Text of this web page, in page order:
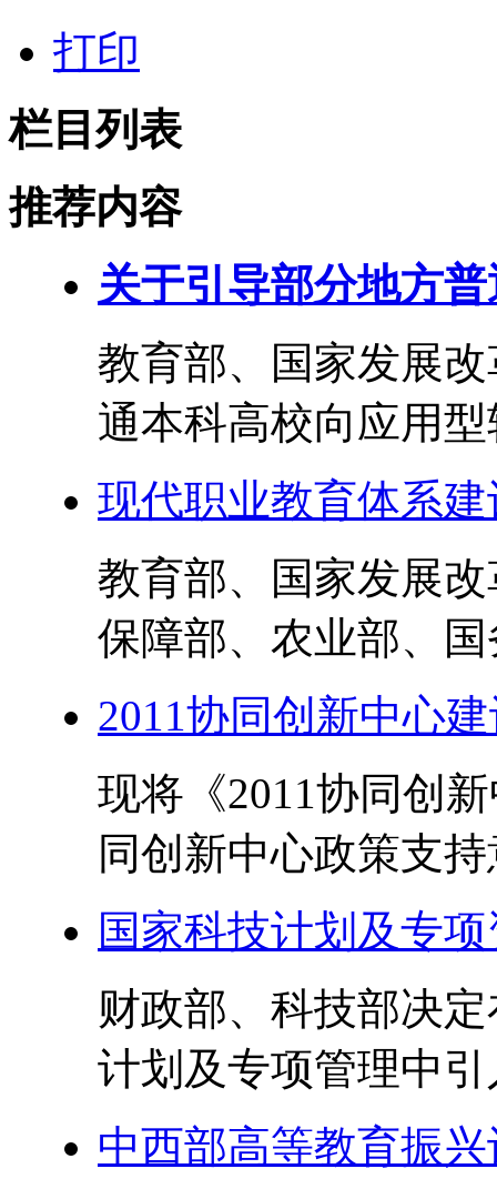
打印
栏目列表
推荐内容
关于引导部分地方
教育部、国家发展
通本科高校向应用
现代职业教育体系
教育部、国家发展
保障部、农业部、
2011协同创新中心
现将《2011协同创
同创新中心政策支
国家科技计划及专
财政部、科技部决
计划及专项管理中
中西部高等教育振